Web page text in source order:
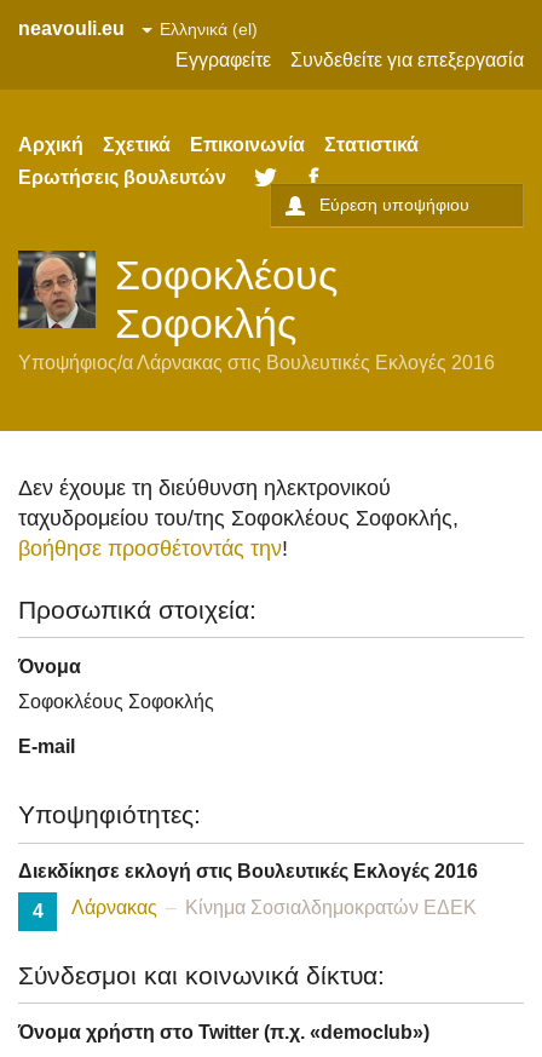
neavouli.eu
Εγγραφείτε
Συνδεθείτε για επεξεργασία
Αρχική Σχετικά Επικοινωνία
Στατιστικά
Ερωτήσεις βουλευτών
Twitter
Σοφοκλέους
Σοφοκλής
Υποψήφιος/αΛάρνακας στις Βουλευτικές Εκλογές 2016
Δεν έχουμε τη διεύθυνση ηλεκτρονικού
ταχυδρομείου του/της Σοφοκλέους Σοφοκλής,
βοήθησε προσθέτοντάς την!
Προσωπικά στοιχεία:
Όνομα
Σοφοκλέους Σοφοκλής
E-mail
Υποψηφιότητες:
Διεκδίκησε εκλογή στις Βουλευτικές Εκλογές 2016
4
Λάρνακας Κίνημα Σοσιαλδημοκρατών ΕΔΕΚ
Σύνδεσμοι και κοινωνικά δίκτυα:
Όνομα χρήστη στο Twitter (π.χ. «democlub»)